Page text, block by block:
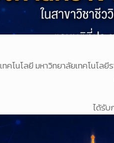
คโนโลยี มหาวิทยาลัยเทคโนโ
ได้รับ